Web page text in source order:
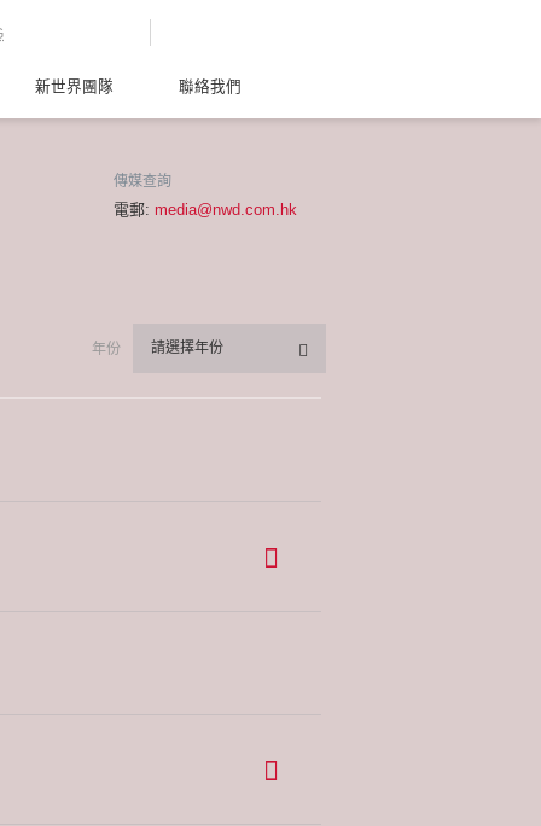
新世界團隊 聯絡我們
傳媒查詢
電郵: media@nwd.com.hk
年份 請選擇年份